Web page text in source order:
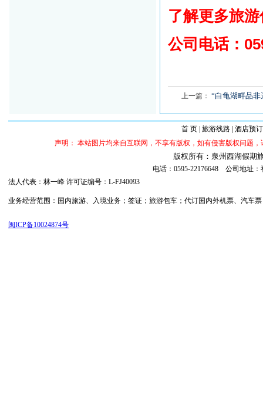
了解更多旅
公司电话：
上一篇： “白龟湖畔品非
首 页| 旅游线路| 酒店预订
声明： 本站图片均来自互联网，不享有版权，如有侵害版权问题
版权所有：泉州西湖假
电话：0595-22176648 公司地址
法人代表：林一峰 许可证编号：L-FJ40093
业务经营范围：国内旅游、入境业务；签证；旅游包车；代订国内外机票、汽
闽ICP备10024874号